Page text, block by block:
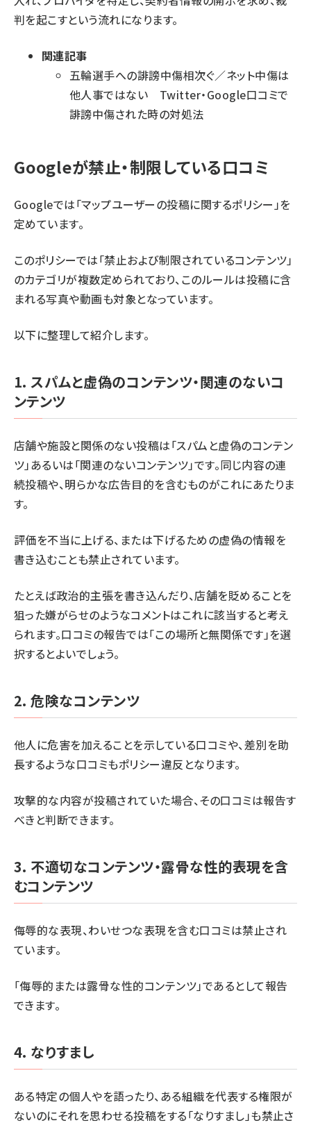
判を起こすという流れになります。
関連記事
五輪選手への誹謗中傷相次ぐ／ネット中傷は
他人事ではない Twitter・Google口コミで
誹謗中傷された時の対処法
Googleが禁止・制限している口コミ
Googleでは「マップユーザーの投稿に関するポリシー」を
定めています。
このポリシーでは「禁止および制限されているコンテンツ」
のカテゴリが複数定められており、このルールは投稿に含
まれる写真や動画も対象となっています。
以下に整理して紹介します。
1. スパムと虚偽のコンテンツ・関連のないコ
ンテンツ
店舗や施設と関係のない投稿は「スパムと虚偽のコンテン
ツ」あるいは「関連のないコンテンツ」です。同じ内容の連
続投稿や、明らかな広告目的を含むものがこれにあたりま
す。
評価を不当に上げる、または下げるための虚偽の情報を
書き込むことも禁止されています。
たとえば政治的主張を書き込んだり、店舗を貶めることを
狙った嫌がらせのようなコメントはこれに該当すると考え
られます。口コミの報告では「この場所と無関係です」を選
択するとよいでしょう。
2. 危険なコンテンツ
他人に危害を加えることを示している口コミや、差別を助
長するような口コミもポリシー違反となります。
攻撃的な内容が投稿されていた場合、その口コミは報告す
べきと判断できます。
3. 不適切なコンテンツ・露骨な性的表現を含
むコンテンツ
侮辱的な表現、わいせつな表現を含む口コミは禁止され
ています。
「侮辱的または露骨な性的コンテンツ」であるとして報告
できます。
4. なりすまし
ある特定の個人やを語ったり、ある組織を代表する権限が
ないのにそれを思わせる投稿をする「なりすまし」も禁止さ